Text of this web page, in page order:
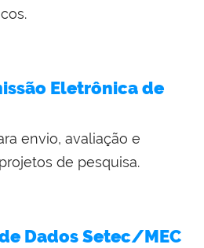
Eletrônica de
envio, avaliação e
de pesquisa.
Dados Setec/MEC